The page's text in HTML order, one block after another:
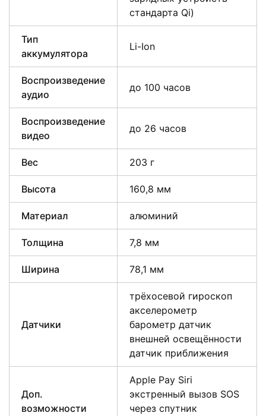
стандарта Qi)
Тип
аккумулятора
Li-Ion
Воспроизведение
аудио
до 100 часов
Воспроизведение
видео
до 26 часов
Вес 203 г
Высота 160,8 мм
Материал алюминий
Толщина 7,8 мм
Ширина 78,1 мм
Датчики
трёхосевой гироскоп
акселерометр
барометр датчик
внешней освещённости
датчик приближения
Доп.
возможности
Apple Pay Siri
экстренный вызов SOS
через спутник